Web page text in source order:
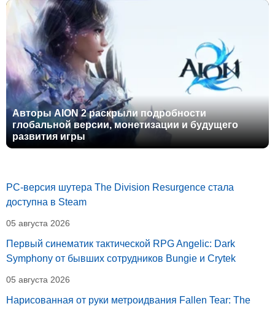
Авторы AION 2 раскрыли подробности
глобальной версии, монетизации и будущего
развития игры
PC-версия шутера The Division Resurgence стала
доступна в Steam
05 августа 2026
Первый синематик тактической RPG Angelic: Dark
Symphony от бывших сотрудников Bungie и Crytek
05 августа 2026
Нарисованная от руки метроидвания Fallen Tear: The